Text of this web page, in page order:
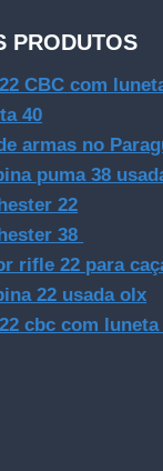
PRODUTOS
CBC com
40
armas no
puma 38
22
38
rifle 22 para
22 usada olx
cbc com